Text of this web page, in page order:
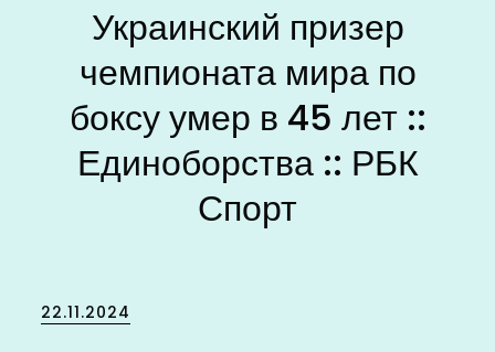
Украинский призер
чемпионата мира по
боксу умер в 45 лет ::
Единоборства :: РБК
Спорт
Posted
22.11.2024